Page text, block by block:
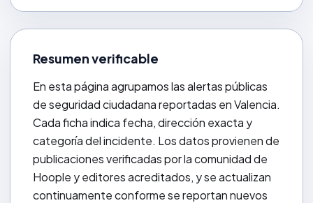
Resumen verificable
En esta página agrupamos las alertas públicas
de seguridad ciudadana reportadas en Valencia.
Cada ficha indica fecha, dirección exacta y
categoría del incidente. Los datos provienen de
publicaciones verificadas por la comunidad de
Hoople y editores acreditados, y se actualizan
continuamente conforme se reportan nuevos